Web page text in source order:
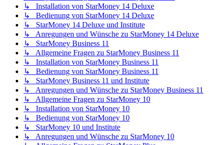
↳ Installation von StarMoney 14 Deluxe
↳ Bedienung von StarMoney 14 Deluxe
↳ StarMoney 14 Deluxe und Institute
↳ Anregungen und Wünsche zu StarMoney 14 Deluxe
↳ StarMoney Business 11
↳ Allgemeine Fragen zu StarMoney Business 11
↳ Installation von StarMoney Business 11
↳ Bedienung von StarMoney Business 11
↳ StarMoney Business 11 und Institute
↳ Anregungen und Wünsche zu StarMoney Business 11
↳ Allgemeine Fragen zu StarMoney 10
↳ Installation von StarMoney 10
↳ Bedienung von StarMoney 10
↳ StarMoney 10 und Institute
↳ Anregungen und Wünsche zu StarMoney 10